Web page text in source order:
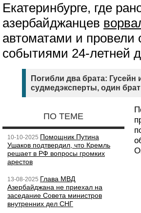
Екатеринбурге, где
азербайджанцев
автоматами и провели
событиями 24-летней
Погибли два брата:
судмедэксперты, один
ПО ТЕМЕ
10-10-2025 Помощник Путина
Ушаков подтвердил, что Кремль
решает в РФ вопросы громких
арестов
13-08-2025 Глава МВД
Азербайджана не приехал на
заседание Совета министров
внутренних дел СНГ